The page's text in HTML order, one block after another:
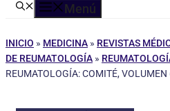
Menú
INICIO » MEDICINA » REVISTAS
DE REUMATOLOGÍA »
REUMATOLOGÍA: COMITÉ, VOLUMEN